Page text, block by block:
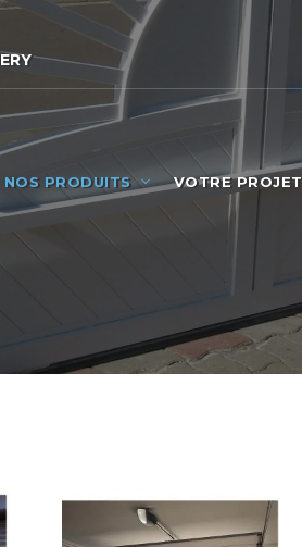
NOS PRODUITS VOTRE PROJET